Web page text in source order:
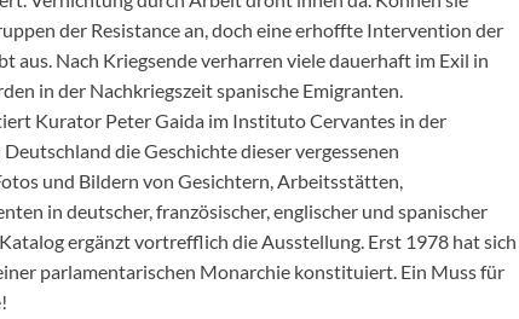
der Resistance an, doch eine erhoffte Intervention der
aus. Nach Kriegsende verharren viele dauerhaft im Exil in
in der Nachkriegszeit spanische Emigranten.
Kurator Peter Gaida im Instituto Cervantes in der
die Geschichte dieser vergessenen
und Bildern von Gesichtern, Arbeitsstätten,
in deutscher, französischer, englischer und spanischer
ergänzt vortrefflich die Ausstellung. Erst 1978 hat sich
parlamentarischen Monarchie konstituiert. Ein Muss für